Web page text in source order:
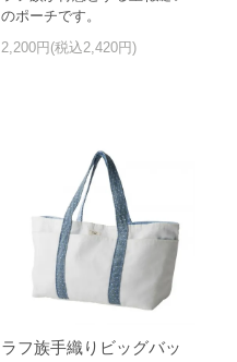
のポーチです。
2,200円(税込2,420円)
ラフ族手織りビッグバッ